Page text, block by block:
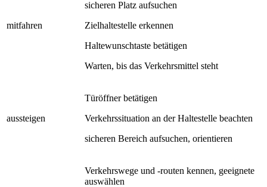
mitfahren
sicheren Platz aufsuchen
Zielhaltestelle erkennen
Haltewunschtaste betätigen
Warten, bis das Verkehrsmittel steht
aussteigen
Türöffner betätigen
Verkehrssituation an der Haltestelle beachten
sicheren Bereich aufsuchen, orientieren
Verkehrswege und -routen kennen, geeignete
auswählen